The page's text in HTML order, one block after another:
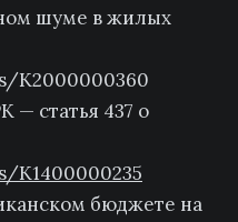
шуме в жилых
K2000000360
— статья 437 о
K1400000235
бюджете на